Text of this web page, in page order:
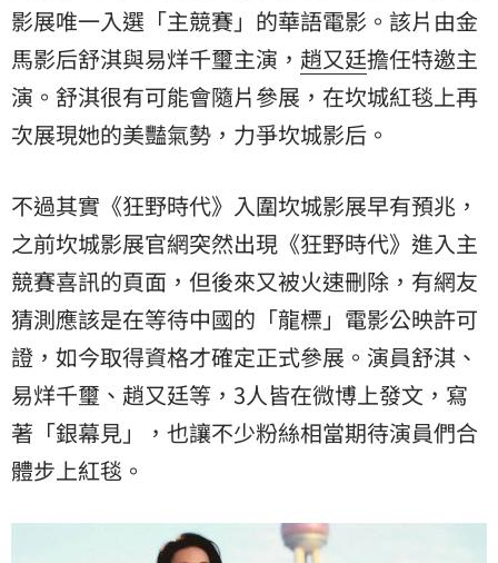
影展唯一入選「主競賽」的華語電影。該片由金
馬影后舒淇與易烊千璽主演， 趙又廷擔任特邀主
演。舒淇很有可能會隨片參展，在坎城紅毯上再
次展現她的美豔氣勢，力爭坎城影后。
不過其實《狂野時代》入圍坎城影展早有預兆，
之前坎城影展官網突然出現《狂野時代》進入主
競賽喜訊的頁面，但後來又被火速刪除，有網友
猜測應該是在等待中國的「龍標」電影公映許可
證，如今取得資格才確定正式參展。演員舒淇、
易烊千璽、趙又廷等，3人皆在微博上發文，寫
著「銀幕見」，也讓不少粉絲相當期待演員們合
體步上紅毯。